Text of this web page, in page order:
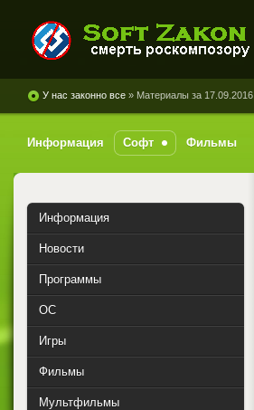
игры, музыку с
файлообменников
бесплатно
У нас законно все » Материалы за 17.09.2016
Информация Софт Фильмы
Информация
Новости
Программы
ОС
Игры
Фильмы
Мультфильмы